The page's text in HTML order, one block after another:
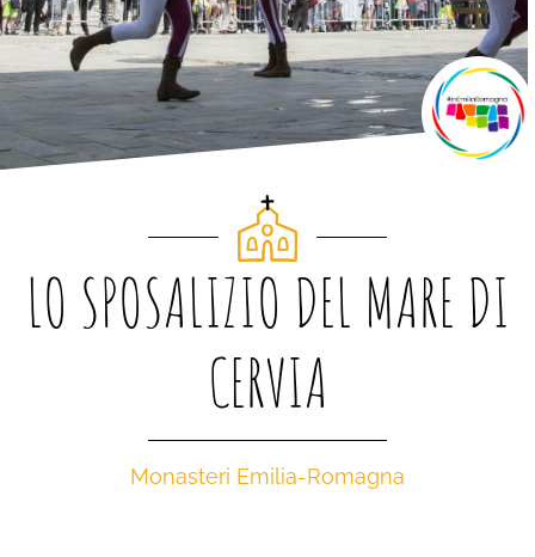
LO SPOSALIZIO DEL MARE DI
CERVIA
Monasteri Emilia-Romagna